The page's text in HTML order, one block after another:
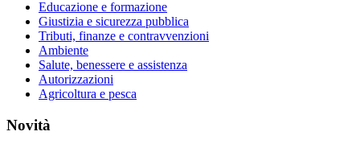
Educazione e formazione
Giustizia e sicurezza pubblica
Tributi, finanze e contravvenzioni
Ambiente
Salute, benessere e assistenza
Autorizzazioni
Agricoltura e pesca
Novità